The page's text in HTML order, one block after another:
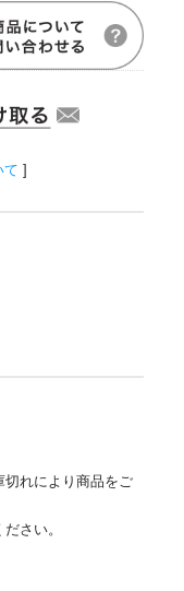
て ]
切れにより商品をご
さい。